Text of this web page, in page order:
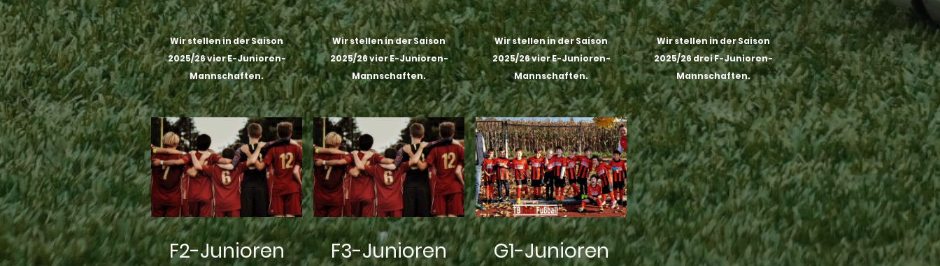
Wir stellen in der Saison
2025/26 vier E-Junioren-
Mannschaften.
Wir stellen in der Saison
2025/26 vier E-Junioren-
Mannschaften.
Wir stellen in der Saison
2025/26 vier E-Junioren-
Mannschaften.
Wir stellen in der Saison
2025/26 drei F-Junioren-
Mannschaften.
F2-Junioren
F3-Junioren
G1-Junioren